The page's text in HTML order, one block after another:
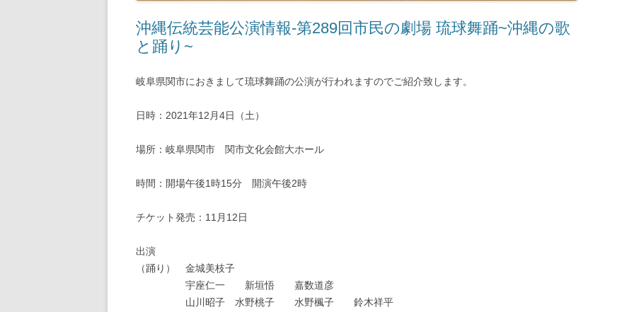
沖縄伝統芸能公演情報-第289回市民の劇場 琉球舞踊~沖縄の歌
と踊り~
岐阜県関市におきまして琉球舞踊の公演が行われますのでご紹介致します。
日時：2021年12月4日（土）
場所：岐阜県関市 関市文化会館大ホール
時間：開場午後1時15分 開演午後2時
チケット発売：11月12日
出演
（踊り） 金城美枝子
宇座仁一 新垣悟 嘉数道彦
山川昭子 水野桃子 水野楓子 鈴木祥平